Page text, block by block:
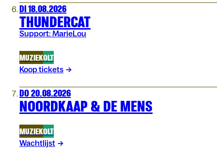
DI 18.08.2026
THUNDERCAT
Support: MarieLou
MUZIEKOLT
Koop tickets
DO 20.08.2026
NOORDKAAP & DE MENS
MUZIEKOLT
Wachtlijst